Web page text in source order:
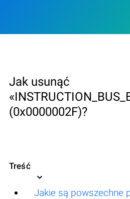
Jak usunąć
(0x0000002F)?
Treść
Jakie są powszechne